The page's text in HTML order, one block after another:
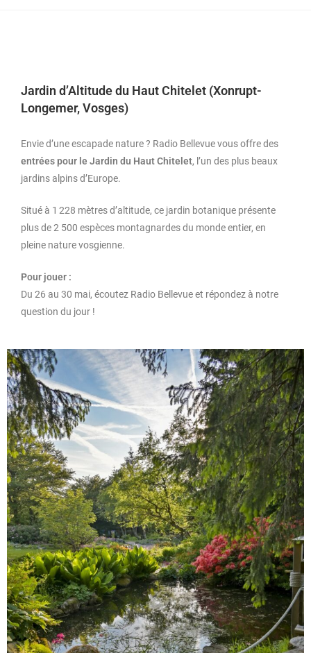
Jardin d’Altitudedu HautChitelet (Xonrupt-
Longemer,Vosges)
Envied’uneescapade nature ? Radio Bellevuevousoffredes
entréespour le Jardin du HautChitelet, l’un des plus beaux
jardinsalpinsd’Europe.
Situéà 1 228 mètresd’altitude, ce jardin botanique présente
plusde2 500 espèces montagnardesdu mondeentier, en
pleine naturevosgienne.
Pour jouer :
Du 26 au 30 mai, écoutez Radio Bellevueet répondezà notre
question du jour !